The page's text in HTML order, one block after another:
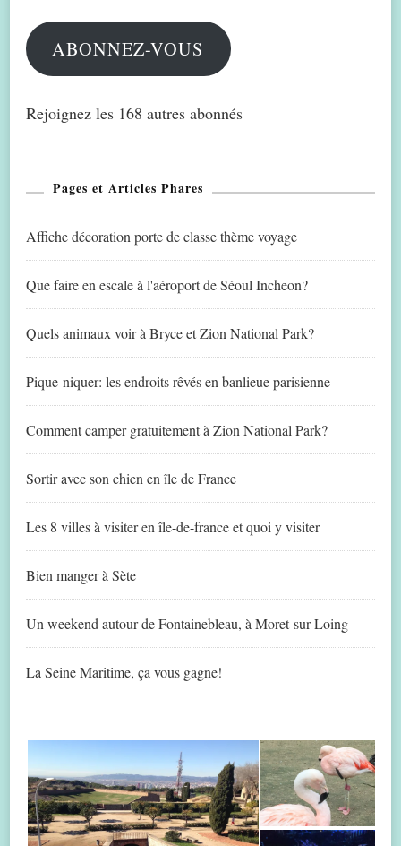
mail
ABONNEZ-VOUS
Rejoignez les 168 autres abonnés
Pages et Articles Phares
Affiche décoration porte de classe thème voyage
Que faire en escale à l'aéroport de Séoul Incheon?
Quels animaux voir à Bryce et Zion National Park?
Pique-niquer: les endroits rêvés en banlieue parisienne
Comment camper gratuitement à Zion National Park?
Sortir avec son chien en île de France
Les 8 villes à visiter en île-de-france et quoi y visiter
Bien manger à Sète
Un weekend autour de Fontainebleau, à Moret-sur-Loing
La Seine Maritime, ça vous gagne!